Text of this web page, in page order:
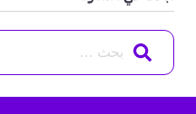
Search